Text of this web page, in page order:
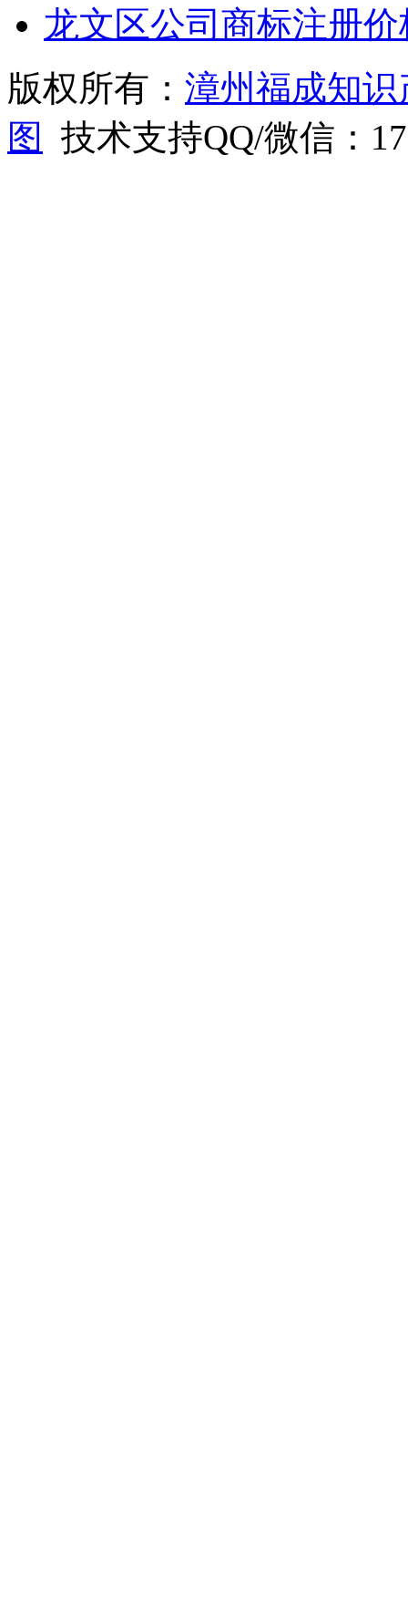
龙文区公司商标注册
版权所有： 漳州福成知
图
技术支持QQ/微信：